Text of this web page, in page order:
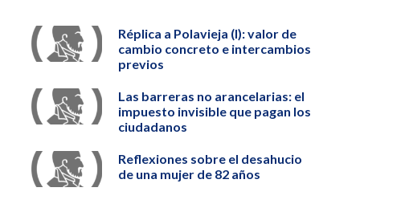
Réplica a Polavieja (I): valor de
cambio concreto e intercambios
previos
Las barreras no arancelarias: el
impuesto invisible que pagan los
ciudadanos
Reflexiones sobre el desahucio
de una mujer de 82 años